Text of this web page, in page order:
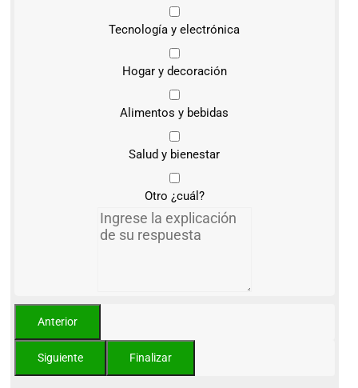
Tecnología y electrónica
Hogar y decoración
Alimentos y bebidas
Salud y bienestar
Otro ¿cuál?